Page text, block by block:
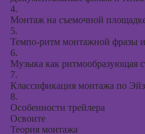
4.
Монтаж на съемочной
5.
Темпо-ритм монтажной фразы и
6.
Музыка как ритмообразующая
7.
Классификация монтажа по
8.
Особенности трейлера
Освоите
Теория монтажа